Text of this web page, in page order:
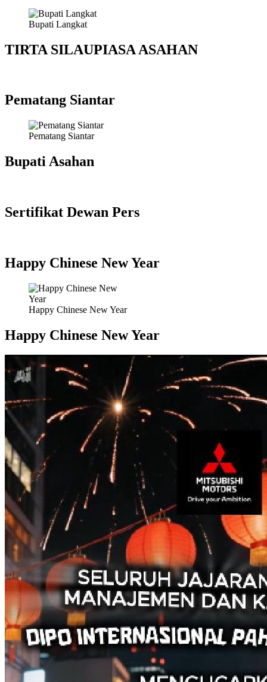
Bupati Langkat
TIRTA SILAUPIASA ASAHAN
Pematang Siantar
Pematang Siantar
Bupati Asahan
Sertifikat Dewan Pers
Happy Chinese New Year
Happy Chinese New Year
Happy Chinese New Year